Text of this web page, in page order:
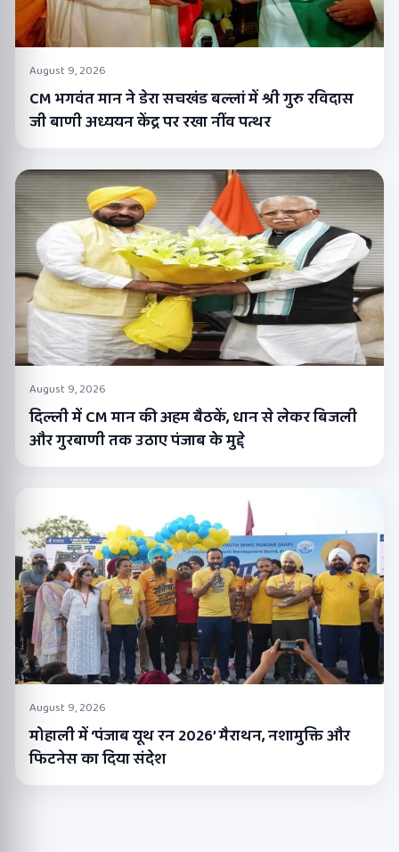
August 9, 2026
CM भगवंत मान ने डेरा सचखंड बल्लां में श्री गुरु रविदास
जी बाणी अध्ययन केंद्र पर रखा नींव पत्थर
August 9, 2026
दिल्ली में CM मान की अहम बैठकें, धान से लेकर बिजली
और गुरबाणी तक उठाए पंजाब के मुद्दे
August 9, 2026
मोहाली में ‘पंजाब यूथ रन 2026’ मैराथन, नशामुक्ति और
फिटनेस का दिया संदेश